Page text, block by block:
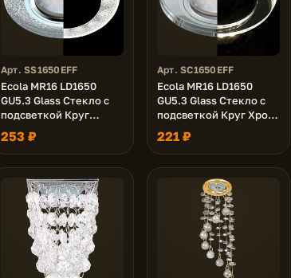
Арт. SS1650EFF
Ecola MR16 LD1650
GU5.3 Glass Стекло с
подсветкой Круг
Серебряный блеск /
Хром 25x95 (кd74)
253 ₽
Арт. SC1650EFF
Ecola MR16 LD1650
GU5.3 Glass Стекло с
подсветкой Круг Хром
/ Хром 25x95 (кd74)
221 ₽